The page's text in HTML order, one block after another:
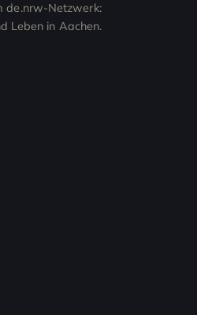
de.nrw-Netzwerk:
Leben in Aachen.